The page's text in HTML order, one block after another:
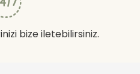
bize iletebilirsiniz.